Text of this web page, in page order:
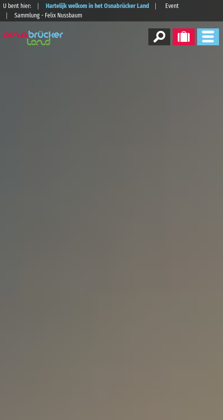
U bent hier: Hartelijk welkom in het Osnabrücker Land
Event
Sammlung - Felix Nussbaum